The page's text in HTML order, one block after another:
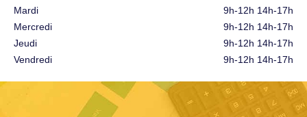
Mardi
Mercredi
Jeudi
Vendredi
9h-12h 14h-17h
9h-12h 14h-17h
9h-12h 14h-17h
9h-12h 14h-17h